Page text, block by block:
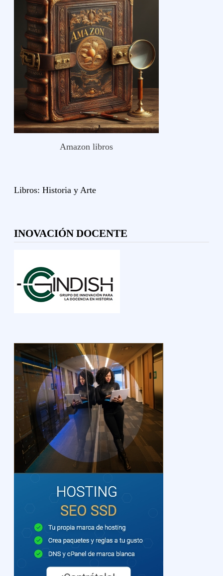
Amazon libros
Libros: Historia y Arte
INOVACIÓN DOCENTE